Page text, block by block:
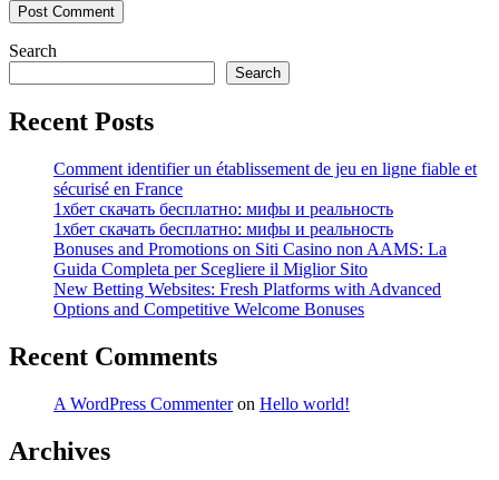
Search
Search
Recent Posts
Comment identifier un établissement de jeu en ligne fiable et
sécurisé en France
1хбет скачать бесплатно: мифы и реальность
1хбет скачать бесплатно: мифы и реальность
Bonuses and Promotions on Siti Casino non AAMS: La
Guida Completa per Scegliere il Miglior Sito
New Betting Websites: Fresh Platforms with Advanced
Options and Competitive Welcome Bonuses
Recent Comments
A WordPress Commenteron Hello world!
Archives